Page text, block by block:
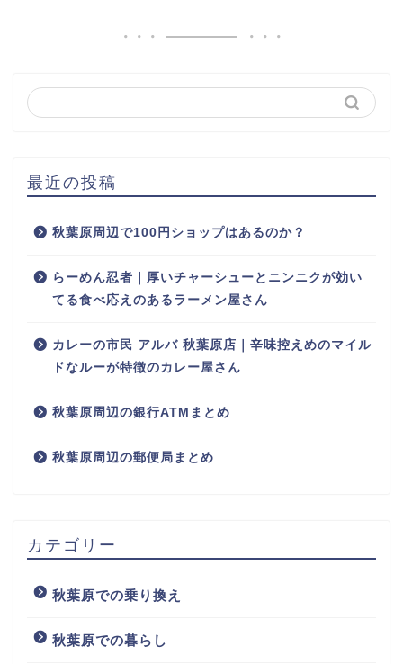
最近の投稿
秋葉原周辺で100円ショップはあるのか？
らーめん忍者｜厚いチャーシューとニンニクが効い
てる食べ応えのあるラーメン屋さん
カレーの市民 アルバ 秋葉原店｜辛味控えめのマイル
ドなルーが特徴のカレー屋さん
秋葉原周辺の銀行ATMまとめ
秋葉原周辺の郵便局まとめ
カテゴリー
秋葉原での乗り換え
秋葉原での暮らし